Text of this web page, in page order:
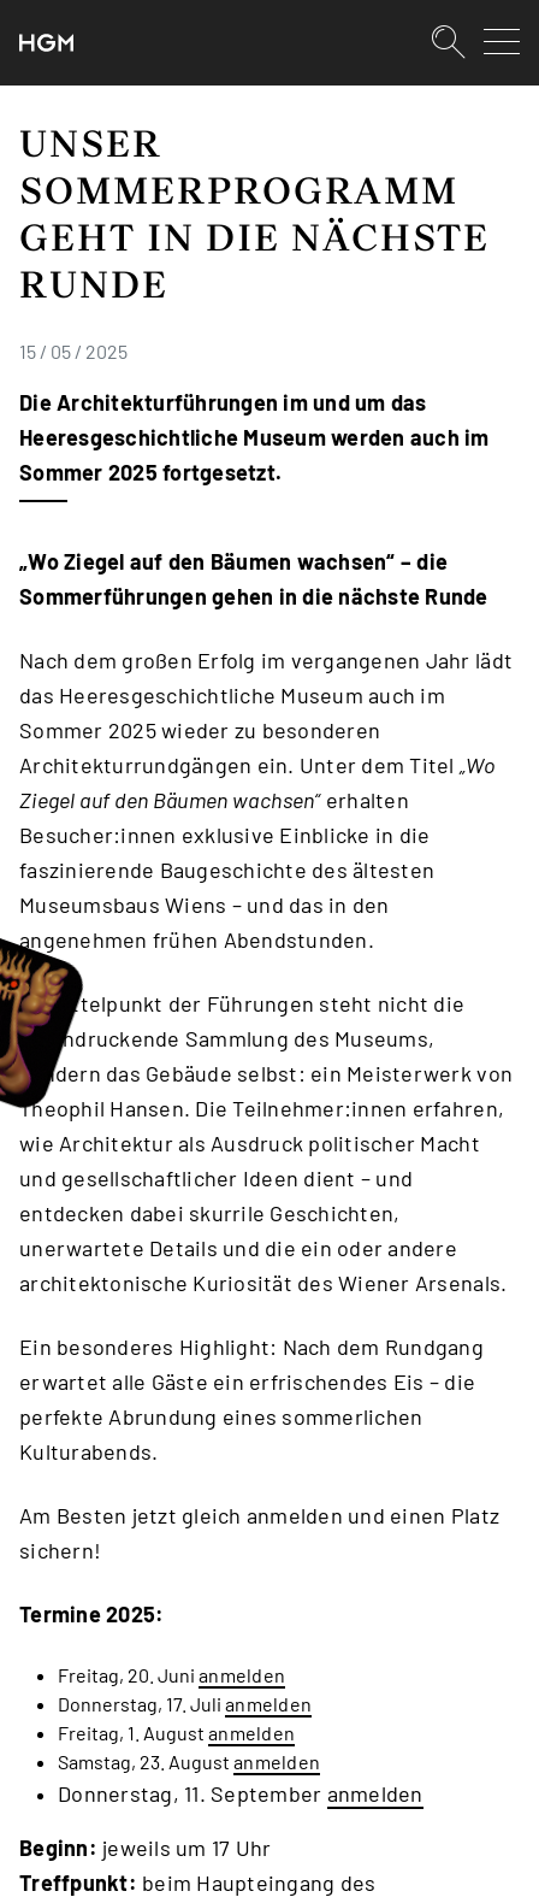
SKIPLINKS
UNSER
SOMMERPROGRAMM
GEHT IN DIE NÄCHSTE
RUNDE
15 / 05 / 2025
Die Architekturführungen im und um das
Heeresgeschichtliche Museum werden auch im
Sommer 2025 fortgesetzt.
„Wo Ziegel auf den Bäumen wachsen“ – die
Sommerführungen gehen in die nächste Runde
Nach dem großen Erfolg im vergangenen Jahr lädt
das Heeresgeschichtliche Museum auch im
Sommer 2025 wieder zu besonderen
Architekturrundgängen ein. Unter dem Titel„Wo
Ziegel auf den Bäumen wachsen“erhalten
Besucher:innen exklusive Einblicke in die
faszinierende Baugeschichte des ältesten
Museumsbaus Wiens – und das in den
angenehmen frühen Abendstunden.
Im Mittelpunkt der Führungen steht nicht die
beeindruckende Sammlung des Museums,
sondern das Gebäude selbst: ein Meisterwerk von
Theophil Hansen. Die Teilnehmer:innen erfahren,
wie Architektur als Ausdruck politischer Macht
und gesellschaftlicher Ideen dient – und
entdecken dabei skurrile Geschichten,
unerwartete Details und die ein oder andere
architektonische Kuriosität des Wiener Arsenals.
Ein besonderes Highlight: Nach dem Rundgang
erwartet alle Gäste ein erfrischendes Eis – die
perfekte Abrundung eines sommerlichen
Kulturabends.
Am Besten jetzt gleich anmelden und einen Platz
sichern!
Termine 2025:
Freitag, 20. Juni anmelden
Donnerstag, 17. Juli anmelden
Freitag, 1. August anmelden
Samstag, 23. August anmelden
Donnerstag, 11. September anmelden
Beginn: jeweils um 17 Uhr
Treffpunkt: beim Haupteingang des